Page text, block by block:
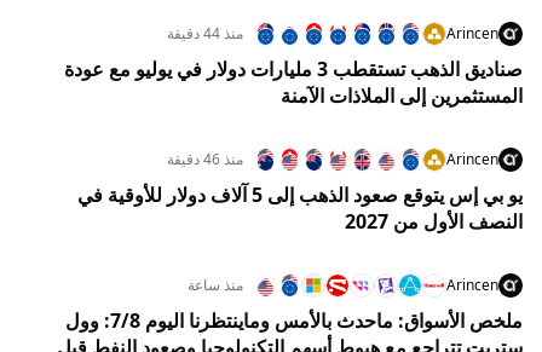
Arincen منذ 44 دقيقة
صناديق الذهب تستقطب 3 مليارات دولار في يوليو مع عودة
المستثمرين إلى الملاذات الآمنة
Arincen منذ 46 دقيقة
يو بي إس يتوقع صعود الذهب إلى 5 آلاف دولار للأوقية في
النصف الأول من 2027
Arincen منذ ساعة
ملخص الأسواق: ماحدث بالأمس وماينتظرنا اليوم 7/8: وول